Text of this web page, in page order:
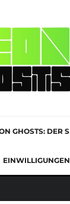
GHOSTS: DER